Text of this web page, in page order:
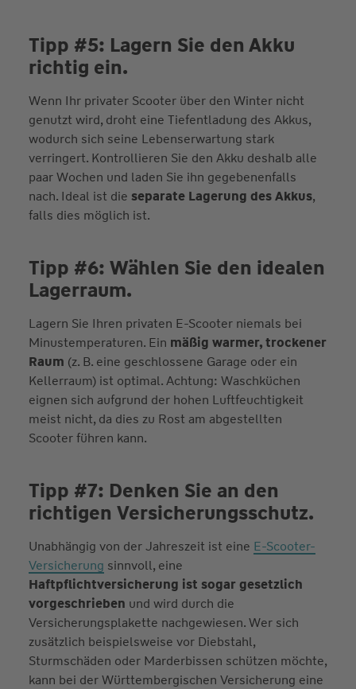
Tipp #5: Lagern Sie den Akku
richtig ein.
Wenn Ihr privater Scooter über den Winter nicht
genutzt wird, droht eine Tiefentladung des Akkus,
wodurch sich seine Lebenserwartung stark
verringert. Kontrollieren Sie den Akku deshalb alle
paar Wochen und laden Sie ihn gegebenenfalls
nach. Ideal ist die separate Lagerung des Akkus,
falls dies möglich ist.
Tipp #6: Wählen Sie den idealen
Lagerraum.
Lagern Sie Ihren privaten E-Scooter niemals bei
Minustemperaturen. Ein mäßig warmer, trockener
Raum (z. B. eine geschlossene Garage oder ein
Kellerraum) ist optimal. Achtung: Waschküchen
eignen sich aufgrund der hohen Luftfeuchtigkeit
meist nicht, da dies zu Rost am abgestellten
Scooter führen kann.
Tipp #7: Denken Sie an den
richtigen Versicherungsschutz.
Unabhängig von der Jahreszeit ist eine E-Scooter-
Versicherung sinnvoll, eine
Haftpflichtversicherung ist sogar gesetzlich
vorgeschrieben und wird durch die
Versicherungsplakette nachgewiesen. Wer sich
zusätzlich beispielsweise vor Diebstahl,
Sturmschäden oder Marderbissen schützen möchte,
kann bei der Württembergischen Versicherung eine